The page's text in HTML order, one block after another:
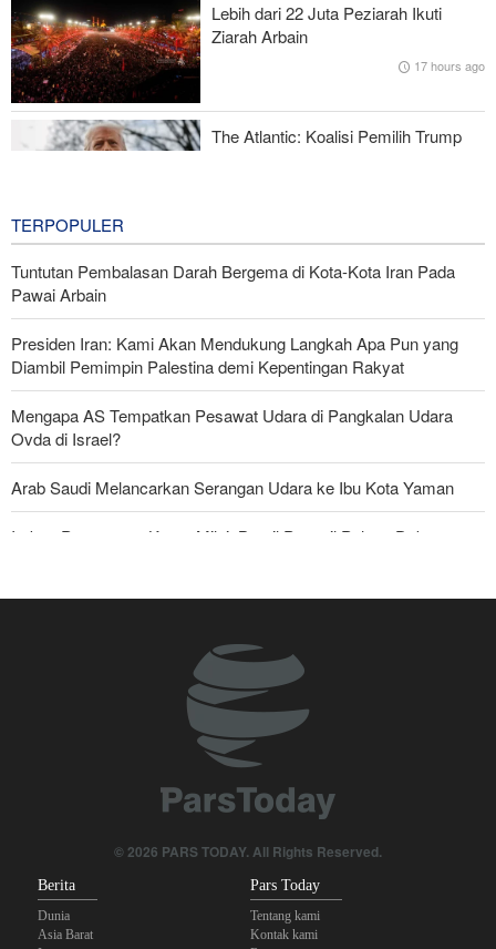
Komite Ekonomi Bersama Iran-Pakistan ke-10 Berakhir dengan
Komitmen Perdagangan 10 Miliar Dolar
Karateka Iran Raih 8 Emas, 3 Perak, dan 8 Perunggu di
Kejuaraan Asia Tengah
Lebih dari 22 Juta Peziarah Ikuti
Ziarah Arbain
17 hours ago
The Atlantic: Koalisi Pemilih Trump
TERPOPULER
Tuntutan Pembalasan Darah Bergema di Kota-Kota Iran Pada
Pawai Arbain
Presiden Iran: Kami Akan Mendukung Langkah Apa Pun yang
Diambil Pemimpin Palestina demi Kepentingan Rakyat
Mengapa AS Tempatkan Pesawat Udara di Pangkalan Udara
Ovda di Israel?
Arab Saudi Melancarkan Serangan Udara ke Ibu Kota Yaman
Imbas Pernyataan Kasar Milei; Brasil Panggil Pulang Dubes
Militer Yaman Serang Kapal Tanker Minyak Saudi
Tiga Tujuan AS di Balik Eskalasi, dan Mengapa Iran Tetap
Skandal Persenjataan: Dokumen Bocor Ungkap Penjualan Drone
© 2026 PARS TODAY. All Rights Reserved.
Berita
Dunia
Asia Barat
Pars Today
Tentang kami
Kontak kami